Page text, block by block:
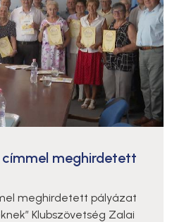
címmel meghirdetett
meghirdetett pályázat
Klubszövetség Zalai